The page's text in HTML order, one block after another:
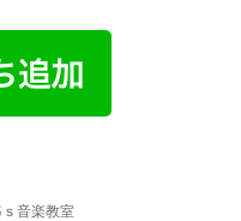
音楽教室